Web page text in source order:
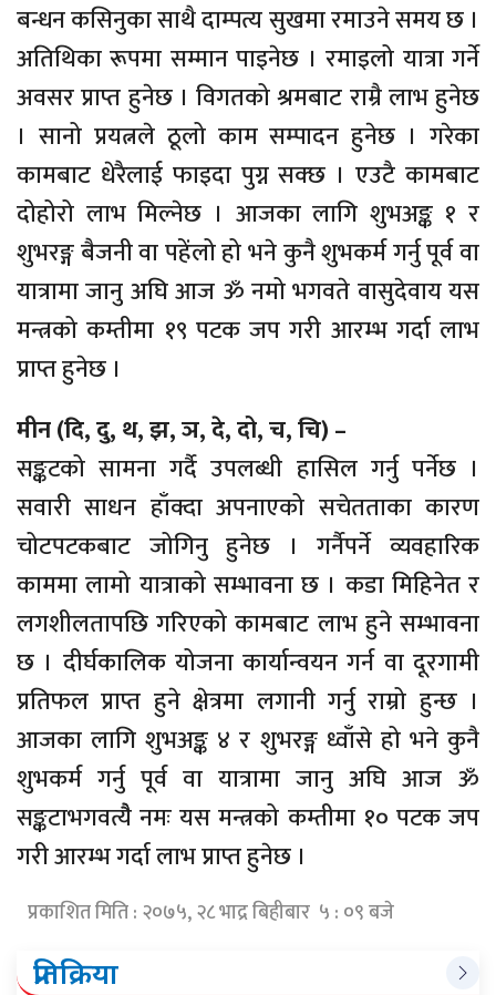
बन्धन कसिनुका साथै दाम्पत्य सुखमा रमाउने समय छ ।
अतिथिका रूपमा सम्मान पाइनेछ । रमाइलो यात्रा गर्ने
अवसर प्राप्त हुनेछ । विगतको श्रमबाट राम्रै लाभ हुनेछ
। सानो प्रयत्नले ठूलो काम सम्पादन हुनेछ । गरेका
कामबाट धेरैलाई फाइदा पुग्न सक्छ । एउटै कामबाट
दोहोरो लाभ मिल्नेछ । आजका लागि शुभअङ्क १ र
शुभरङ्ग बैजनी वा पहेंलो हो भने कुनै शुभकर्म गर्नु पूर्व वा
यात्रामा जानु अघि आज ॐ नमो भगवते वासुदेवाय यस
मन्त्रको कम्तीमा १९ पटक जप गरी आरम्भ गर्दा लाभ
प्राप्त हुनेछ ।
मीन (दि, दु, थ, झ, ञ, दे, दो, च, चि) –
सङ्कटको सामना गर्दै उपलब्धी हासिल गर्नु पर्नेछ ।
सवारी साधन हाँक्दा अपनाएको सचेतताका कारण
चोटपटकबाट जोगिनु हुनेछ । गर्नैपर्ने व्यवहारिक
काममा लामो यात्राको सम्भावना छ । कडा मिहिनेत र
लगशीलतापछि गरिएको कामबाट लाभ हुने सम्भावना
छ । दीर्घकालिक योजना कार्यान्वयन गर्न वा दूरगामी
प्रतिफल प्राप्त हुने क्षेत्रमा लगानी गर्नु राम्रो हुन्छ ।
आजका लागि शुभअङ्क ४ र शुभरङ्ग ध्वाँसे हो भने कुनै
शुभकर्म गर्नु पूर्व वा यात्रामा जानु अघि आज ॐ
सङ्कटाभगवत्यैै नमः यस मन्त्रको कम्तीमा १० पटक जप
गरी आरम्भ गर्दा लाभ प्राप्त हुनेछ ।
प्रकाशित मिति : २०७५, २८ भाद्र बिहीबार ५ : ०९ बजे
प्रतिक्रिया